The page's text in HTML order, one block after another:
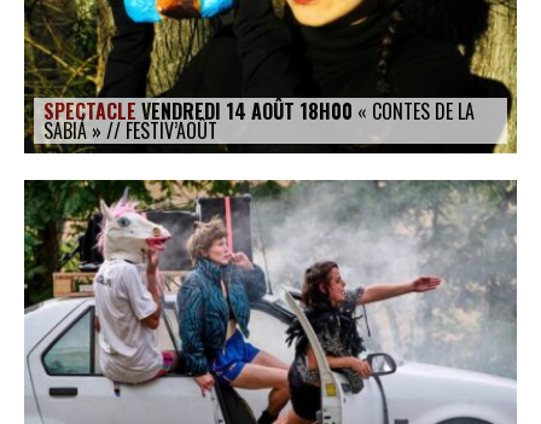
SPECTACLEVENDREDI 14 AOÛT 18H00 « CONTES DE LA
SABIÁ » // FESTIV’AOÛT